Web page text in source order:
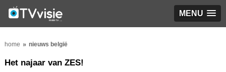
MENU
home nieuws belgië
Het najaar van ZES!